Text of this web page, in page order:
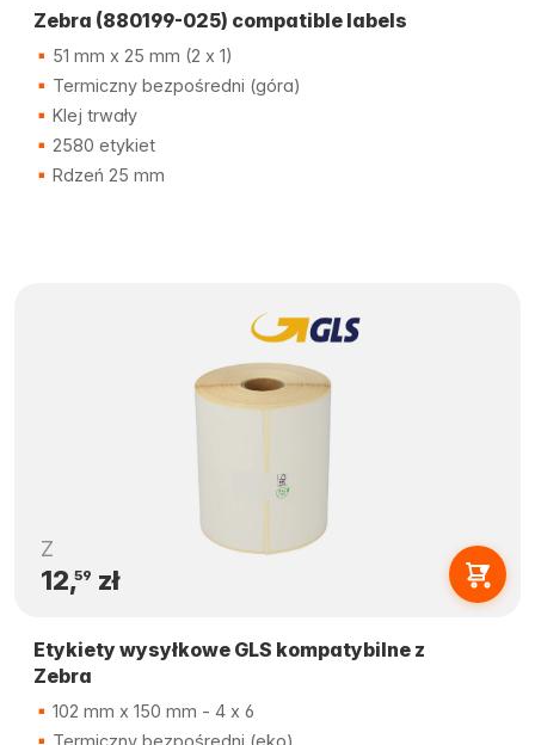
Zebra (880199-025) compatible labels
51 mm x 25 mm (2 x 1)
Termiczny bezpośredni (góra)
Klej trwały
2580 etykiet
Rdzeń 25 mm
Z
12,59 zł
Etykiety wysyłkowe GLS kompatybilne z
Zebra
102 mm x 150 mm - 4 x 6
Termiczny bezpośredni (eko)